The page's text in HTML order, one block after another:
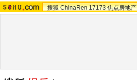
搜狐 ChinaRen 17173 焦点房地产